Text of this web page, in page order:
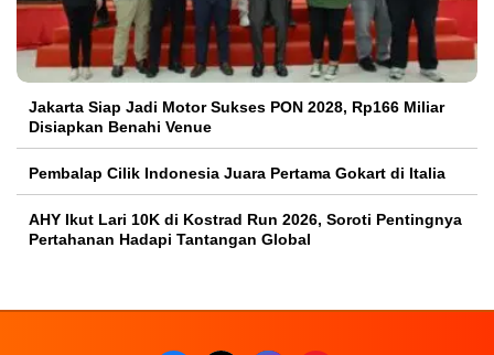
Jakarta Siap Jadi Motor Sukses PON 2028, Rp166 Miliar
Disiapkan Benahi Venue
Pembalap Cilik Indonesia Juara Pertama Gokart di Italia
AHY Ikut Lari 10K di Kostrad Run 2026, Soroti Pentingnya
Pertahanan Hadapi Tantangan Global